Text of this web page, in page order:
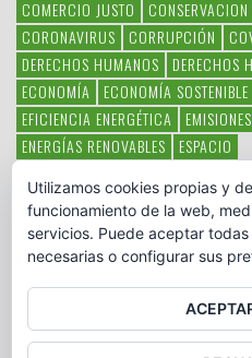
COMERCIO JUSTO
CORONAVIRUS
CORRUPCIÓN
DERECHOS HUMANOS
DERECHOS
ECONOMÍA
ECONOMÍA SOSTENIBLE
EFICIENCIA ENERGÉTICA
ENERGÍAS RENOVABLES
ESPACIO
HAMBRE LATINOAMÉRICA MEDIO
OBJETIVOS DEL MILENIO
ONGS
PUEBLOS INDÍGENAS RSC RSE
SOLIDARIDAD SOSTENIBILIDAD
Utilizamos cookies propias y
funcionamiento de la web,
servicios. Puede aceptar
necesarias o configurar sus